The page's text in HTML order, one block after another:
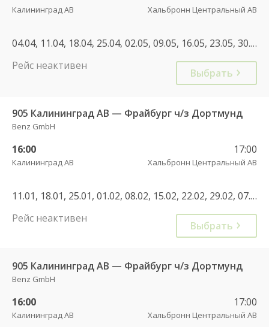
Калининград АВ Хальбронн Центральный АВ
04.04, 11.04, 18.04, 25.04, 02.05, 09.05, 16.05, 23.05, 30.05, 06.06, 13.06, 20.06, 27.06, 12.05, 19.05, 26.05, 02.06, 09.06, 16.06, 23.06, 30.06, 04.07, 07.07, 11.07, 14.07, 18.07, 21.07, 25.07, 28.07, 01.08, 04.08, 08.08, 11.08, 15.08, 18.08, 22.08, 25.08, 29.08, 05.09, 08.09, 12.09, 15.09, 19.09, 22.09, 26.09, 29.09, 01.09, 03.10, 04.10, 11.10, 17.10, 18.10, 25.10, 24.10, 10.10, 03.04, 04.04, 10.04, 11.04, 17.04, 18.04, 24.04, 25.04, 01.05, 02.05, 08.05, 09.05, 15.05, 16.05, 22.05, 23.05, 29.05, 30.05, 05.06, 06.06, 12.06, 13.06, 19.06, 20.06, 26.06, 27.06, 03.07, 04.07, 10.07, 11.07, 17.07, 18.07, 24.07, 25.07, 31.07, 01.08, 07.08, 08.08, 14.08, 15.08, 21.08, 22.08, 28.08, 29.08, 04.09, 05.09, 11.09, 12.09, 18.09, 19.09, 25.09, 26.09, 02.10, 03.10, 09.10, 10.10, 16.10, 17.10, 23.10, 24.10
Рейс неактивен
Выбрать
905 Калининград АВ — Фрайбург ч/з Дортмунд
Benz GmbH
16:00
Калининград АВ
17:00
Хальбронн Центральный АВ
11.01, 18.01, 25.01, 01.02, 08.02, 15.02, 22.02, 29.02, 07.03, 14.03, 21.03, 28.03, 31.10, 01.11, 07.11, 08.11, 14.11, 15.11, 21.11, 22.11, 28.11, 29.11, 05.12, 06.12, 12.12, 13.12, 19.12, 20.12, 26.12, 27.12, 02.01, 03.01, 09.01, 10.01, 16.01, 17.01, 23.01, 24.01, 30.01, 31.01, 05.01, 06.02, 07.02, 13.02, 14.02, 20.02, 21.02, 27.02, 28.02, 06.03, 07.03, 13.03, 14.03, 20.03, 21.03, 27.03, 28.03, 30.10, 31.10, 06.11, 07.11, 13.11, 14.11, 20.11, 21.11, 27.11, 28.11, 04.12, 05.12, 11.12, 12.12, 18.12, 19.12, 25.12, 26.12, 02.01, 08.01, 09.01, 15.01, 16.01, 22.01, 23.01, 29.01, 30.01, 05.02, 06.02, 12.02, 13.02, 19.02, 20.02, 26.02, 27.02, 05.03, 06.03, 12.03, 13.03, 19.03, 20.03
Рейс неактивен
Выбрать
905 Калининград АВ — Фрайбург ч/з Дортмунд
Benz GmbH
16:00
Калининград АВ
17:00
Хальбронн Центральный АВ